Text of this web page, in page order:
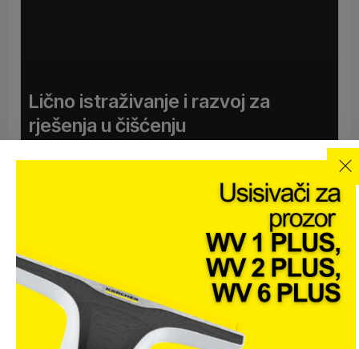
Lično istraživanje i razvoj za
rješenja u čišćenju
Kärcher uvijek stremi ka optimalnom rešenju